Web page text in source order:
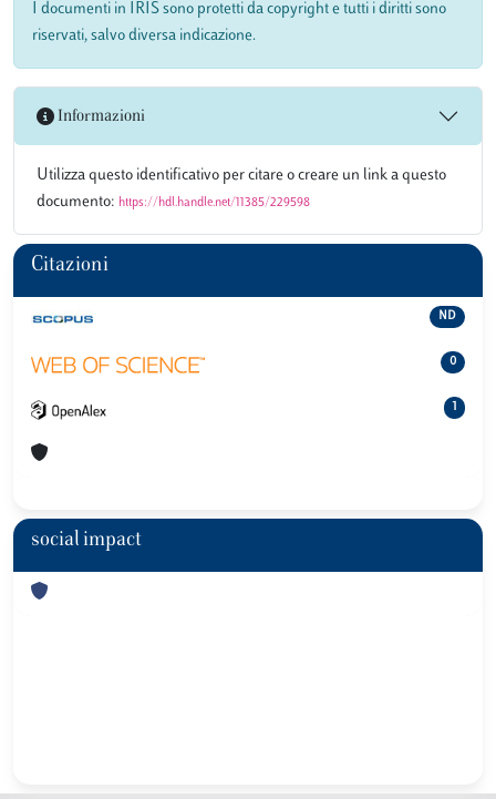
I documenti in IRIS sono protetti da copyright e tutti i diritti sono
riservati, salvo diversa indicazione.
Informazioni
Utilizza questo identificativo per citare o creare un link a questo
documento: https://hdl.handle.net/11385/229598
Citazioni
ND
0
1
social impact